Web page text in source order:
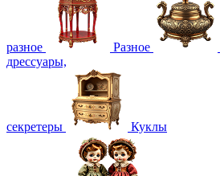
разное Разное
дрессуары,
секретеры Куклы